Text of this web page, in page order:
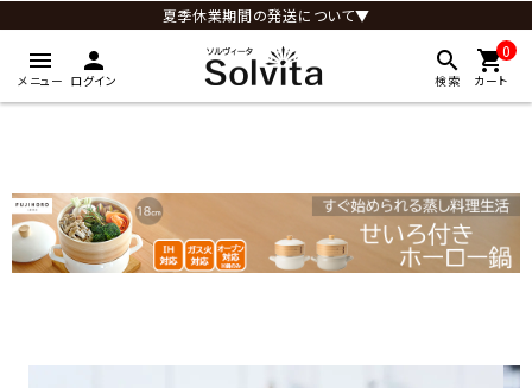
夏季休業期間の発送について▼
menu
メニュー
person
ログイン
search
検索
0
shopping_cart
カート